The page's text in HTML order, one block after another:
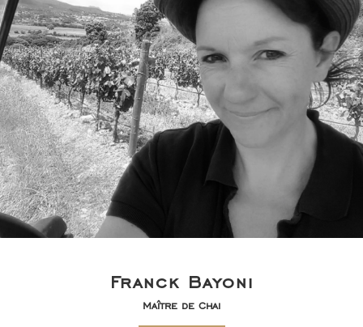
Franck Bayoni
Maître de Chai